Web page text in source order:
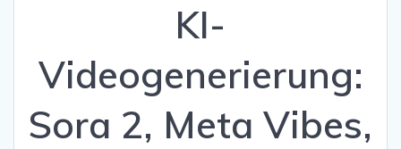
KI-
Videogenerierung:
Sora 2, Meta Vibes,